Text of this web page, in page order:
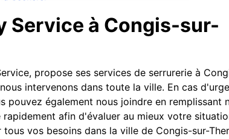
Service à Congis-sur-
propose ses services de serrurerie à
intervenons dans toute la ville. En cas
pouvez également nous joindre en remplissant
afin d'évaluer au mieux votre
vos besoins dans la ville de Congis-sur-